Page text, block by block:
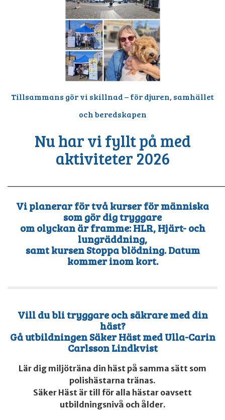
Tillsammans gör vi skillnad – för djuren, samhället
och beredskapen
Nu har vi fyllt på med
aktiviteter 2026
Vi planerar för två kurser för människa
som gör dig tryggare
om olyckan är framme: HLR, Hjärt- och
lungräddning,
samt kursen Stoppa blödning. Datum
kommer inom kort.
Vill du bli tryggare och säkrare med din
häst?
Gå utbildningen Säker Häst med Ulla-Carin
Carlsson Lindkvist
Lär dig miljöträna din häst på samma sätt som
polishästarna tränas.
Säker Häst är till för alla hästar oavsett
utbildningsnivå och ålder.